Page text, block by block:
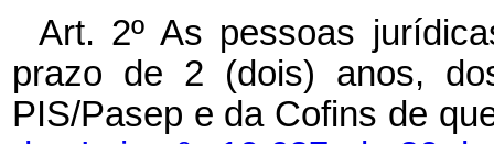
Art. 2º As pessoas
prazo de 2 (dois) anos,
PIS/Pasep e da Cofins de